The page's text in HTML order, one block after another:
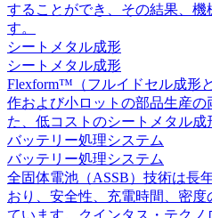
することができ、その結果、機
す。
シートメタル成形
シートメタル成形
Flexform™（フルイドセル成形
作および小ロットの部品生産
た、低コストのシートメタル成
バッテリー処理システム
バッテリー処理システム
全固体電池（ASSB）技術は長
おり、安全性、充電時間、密